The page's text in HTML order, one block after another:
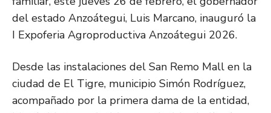
del estado Anzoátegui, Luis Marcano, inauguró la
I Expoferia Agroproductiva Anzoátegui 2026.
Desde las instalaciones del San Remo Mall en la
ciudad de El Tigre, municipio Simón Rodríguez,
acompañado por la primera dama de la entidad,